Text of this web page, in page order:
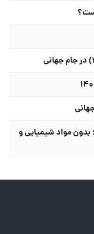
تمیز کنید؛ بدون مواد شیمیایی و